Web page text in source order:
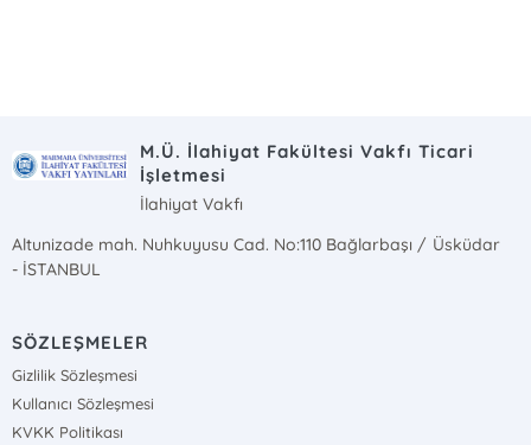
M.Ü. İlahiyat Fakültesi Vakfı Ticari
İşletmesi
İlahiyat Vakfı
Altunizade mah. Nuhkuyusu Cad. No:110 Bağlarbaşı / Üsküdar
- İSTANBUL
SÖZLEŞMELER
Gizlilik Sözleşmesi
Kullanıcı Sözleşmesi
KVKK Politikası